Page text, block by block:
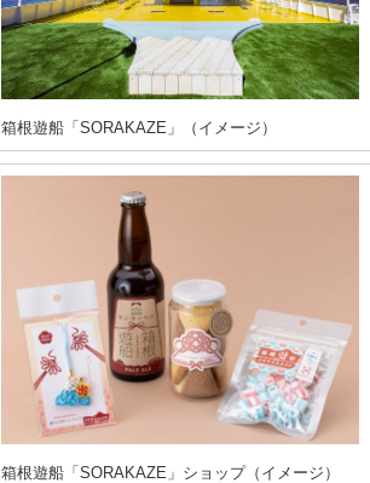
箱根遊船「SORAKAZE」（イメージ）
箱根遊船「SORAKAZE」ショップ（イメージ）